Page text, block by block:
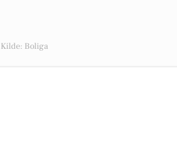
Kilde: Boliga